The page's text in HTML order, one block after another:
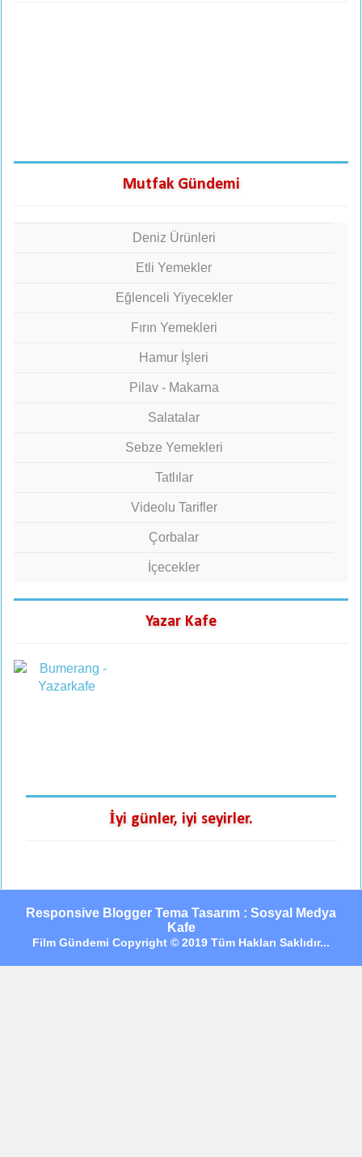
Mutfak Gündemi
Deniz Ürünleri
Etli Yemekler
Eğlenceli Yiyecekler
Fırın Yemekleri
Hamur İşleri
Pilav - Makarna
Salatalar
Sebze Yemekleri
Tatlılar
Videolu Tarifler
Çorbalar
İçecekler
Yazar Kafe
İyi günler, iyi seyirler.
Responsive Blogger Tema Tasarım : Sosyal Medya
Kafe
Film Gündemi Copyright © 2019 Tüm Hakları Saklıdır...